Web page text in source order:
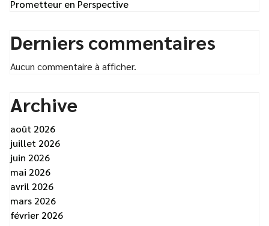
Prometteur en Perspective
Derniers commentaires
Aucun commentaire à afficher.
Archive
août 2026
juillet 2026
juin 2026
mai 2026
avril 2026
mars 2026
février 2026